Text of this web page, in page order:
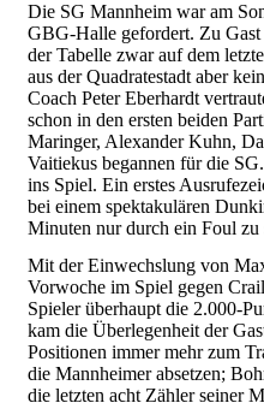
Die SG Mannheim war am
GBG-Halle gefordert. Zu
der Tabelle zwar auf dem
aus der Quadratestadt aber
Coach Peter Eberhardt
schon in den ersten beiden
Maringer, Alexander Kuhn,
Vaitiekus begannen für die
ins Spiel. Ein erstes
bei einem spektakulären
Minuten nur durch ein Foul zu
Mit der Einwechslung von
Vorwoche im Spiel gegen
Spieler überhaupt die 2.000-
kam die Überlegenheit der
Positionen immer mehr zum
die Mannheimer absetzen;
die letzten acht Zähler seiner